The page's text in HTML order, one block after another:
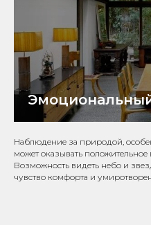
Наблюдение за природой,
может оказывать
Возможность видеть небо и
чувство комфорта и